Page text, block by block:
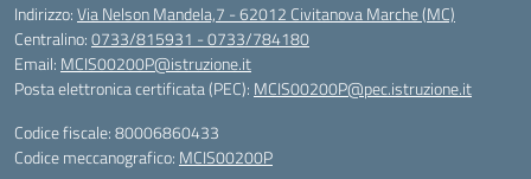
Indirizzo:Via Nelson Mandela,7 - 62012 Civitanova Marche (MC)
Centralino:0733/815931 - 0733/784180
Email: MCIS00200P@istruzione.it
Posta elettronica certificata (PEC): MCIS00200P@pec.istruzione.it
Codice fiscale: 80006860433
Codice meccanografico: MCIS00200P